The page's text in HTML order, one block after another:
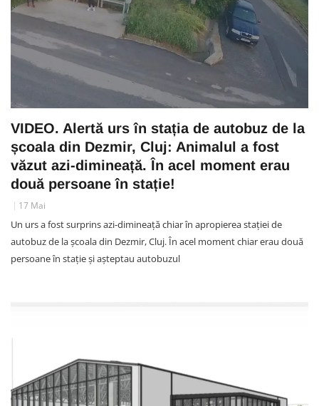
VIDEO. Alertă urs în stația de autobuz de la
școala din Dezmir, Cluj: Animalul a fost
văzut azi-dimineață. În acel moment erau
două persoane în stație!
17 Mai
Un urs a fost surprins azi-dimineață chiar în apropierea stației de
autobuz de la școala din Dezmir, Cluj. În acel moment chiar erau două
persoane în stație și așteptau autobuzul